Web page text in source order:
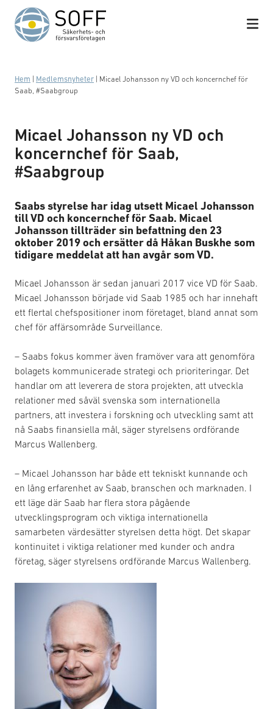
Hoppa till innehåll
Hem Medlemsnyheter
Micael Johansson ny VD och koncernchef för
Saab, #Saabgroup
Micael Johansson ny VD och
koncernchef för Saab,
#Saabgroup
Saabs styrelse har idag utsett Micael Johansson
till VD och koncernchef för Saab. Micael
Johansson tillträder sin befattning den 23
oktober 2019 och ersätter då Håkan Buskhe som
tidigare meddelat att han avgår som VD.
Micael Johansson är sedan januari 2017 vice VD för Saab.
Micael Johansson började vid Saab 1985 och har innehaft
ett flertal chefspositioner inom företaget, bland annat som
chef för affärsområde Surveillance.
– Saabs fokus kommer även framöver vara att genomföra
bolagets kommunicerade strategi och prioriteringar. Det
handlar om att leverera de stora projekten, att utveckla
relationer med såväl svenska som internationella
partners, att investera i forskning och utveckling samt att
nå Saabs finansiella mål, säger styrelsens ordförande
Marcus Wallenberg.
– Micael Johansson har både ett tekniskt kunnande och
en lång erfarenhet av Saab, branschen och marknaden. I
ett läge där Saab har flera stora pågående
utvecklingsprogram och viktiga internationella
samarbeten värdesätter styrelsen detta högt. Det skapar
kontinuitet i viktiga relationer med kunder och andra
företag, säger styrelsens ordförande Marcus Wallenberg.